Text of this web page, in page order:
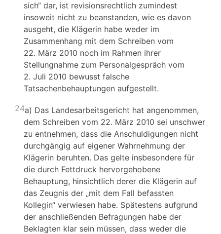
sich“ dar, ist revisionsrechtlich zumindest
insoweit nicht zu beanstanden, wie es davon
ausgeht, die Klägerin habe weder im
Zusammenhang mit dem Schreiben vom
22. März 2010 noch im Rahmen ihrer
Stellungnahme zum Personalgespräch vom
2. Juli 2010 bewusst falsche
Tatsachenbehauptungen aufgestellt.
24a) Das Landesarbeitsgericht hat angenommen,
dem Schreiben vom 22. März 2010 sei unschwer
zu entnehmen, dass die Anschuldigungen nicht
durchgängig auf eigener Wahrnehmung der
Klägerin beruhten. Das gelte insbesondere für
die durch Fettdruck hervorgehobene
Behauptung, hinsichtlich derer die Klägerin auf
das Zeugnis der „mit dem Fall befassten
Kollegin“ verwiesen habe. Spätestens aufgrund
der anschließenden Befragungen habe der
Beklagten klar sein müssen, dass weder die